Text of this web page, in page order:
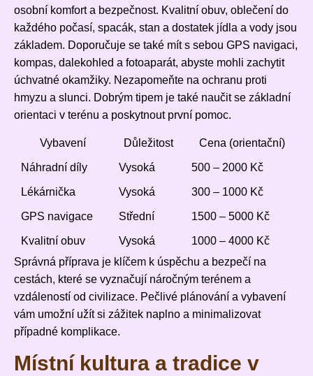
osobní komfort a bezpečnost. Kvalitní obuv, oblečení do
každého počasí, spacák, stan a dostatek jídla a vody jsou
základem. Doporučuje se také mít s sebou GPS navigaci,
kompas, dalekohled a fotoaparát, abyste mohli zachytit
úchvatné okamžiky. Nezapomeňte na ochranu proti
hmyzu a slunci. Dobrým tipem je také naučit se základní
orientaci v terénu a poskytnout první pomoc.
Vybavení Důležitost Cena (orientační)
Náhradní díly Vysoká 500 – 2000 Kč
Lékárnička Vysoká 300 – 1000 Kč
GPS navigace Střední 1500 – 5000 Kč
Kvalitní obuv Vysoká
1000 – 4000 Kč
Správná příprava je klíčem k úspěchu a bezpečí na
cestách, které se vyznačují náročným terénem a
vzdáleností od civilizace. Pečlivé plánování a vybavení
vám umožní užít si zážitek naplno a minimalizovat
případné komplikace.
Místní kultura a tradice v